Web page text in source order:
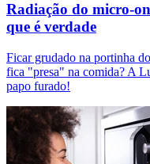
Radiação do micro-
que é verdade
Ficar grudado na portinha
fica "presa" na comida? A
papo furado!